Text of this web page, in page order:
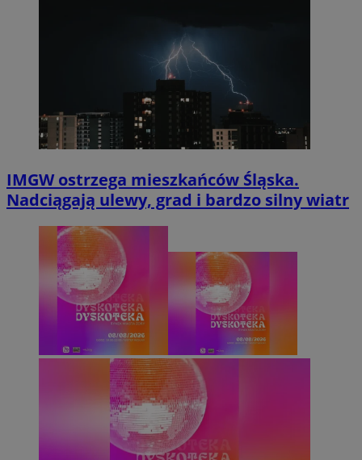
IMGW ostrzega mieszkańców Śląska.
Nadciągają ulewy, grad i bardzo silny wiatr